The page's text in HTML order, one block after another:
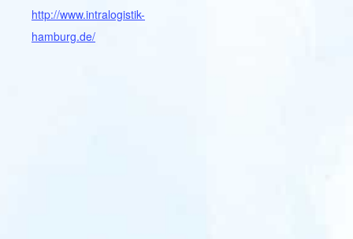
http://www.intralogistik-
hamburg.de/